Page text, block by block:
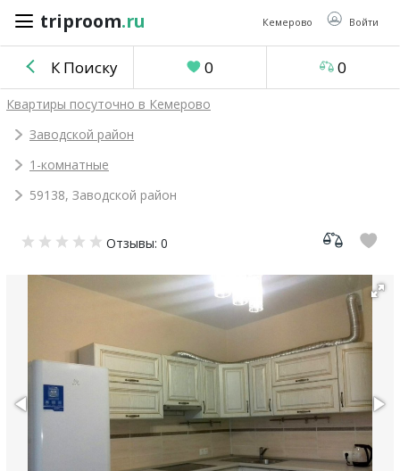
triproom.ru Кемерово Войти
triproom .ru
Российский
Войти / Зарегистрироваться
объявление
К Поиску 0 0
Квартиры посуточно в Кемерово
Заводской район
1-комнатные
59138, Заводской район
Отзывы: 0